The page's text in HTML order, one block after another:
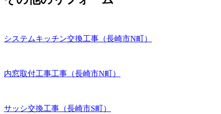
システムキッチン交換工事（長崎市N町）
内窓取付工事工事（長崎市N町）
サッシ交換工事（長崎市S町）